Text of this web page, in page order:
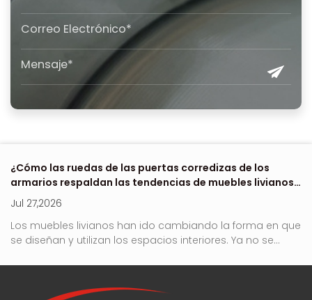
¿Cómo las ruedas de las puertas corredizas de los
armarios respaldan las tendencias de muebles livianos
en 2026?
Jul 27,2026
Los muebles livianos han ido cambiando la forma en que
se diseñan y utilizan los espacios interiores. Ya no se...